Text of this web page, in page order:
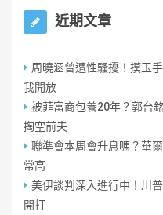
近期文章
周曉涵曾遭性騷擾！摸玉
我開放
被菲富商包養20年？郭台
掏空前夫
聯準會本周會升息嗎？華
常高
美伊談判深入進行中！川
開打